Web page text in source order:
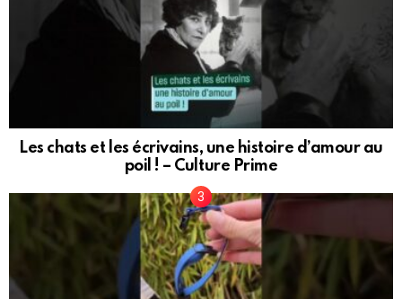
Les chats et les écrivains, une histoire d’amour au
poil ! – Culture Prime